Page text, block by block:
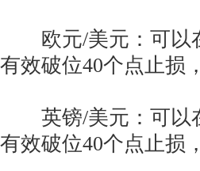
欧元/美元：可以在
有效破位40个点止损
英镑/美元：可以在
有效破位40个点止损